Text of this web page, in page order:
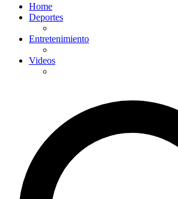
Home
Deportes
Entretenimiento
Videos